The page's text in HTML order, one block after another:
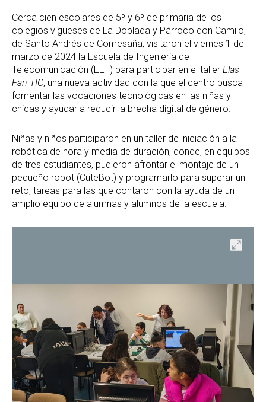
Cerca cien escolares de 5º y 6º de primaria de los
colegios vigueses de La Doblada y Párroco don Camilo,
de Santo Andrés de Comesaña, visitaron el viernes 1 de
marzo de 2024 la Escuela de Ingeniería de
Telecomunicación (EET) para participar en el taller Elas
Fan TIC, una nueva actividad con la que el centro busca
fomentar las vocaciones tecnológicas en las niñas y
chicas y ayudar a reducir la brecha digital de género.
Niñas y niños participaron en un taller de iniciación a la
robótica de hora y media de duración, donde, en equipos
de tres estudiantes, pudieron afrontar el montaje de un
pequeño robot (CuteBot) y programarlo para superar un
reto, tareas para las que contaron con la ayuda de un
amplio equipo de alumnas y alumnos de la escuela.
Abrir